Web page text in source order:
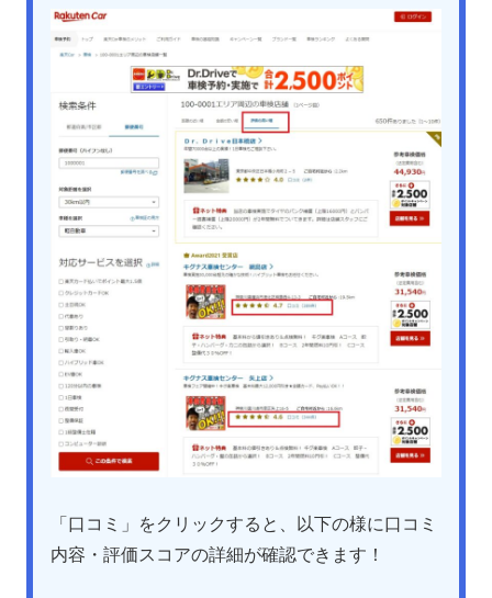
「口コミ」をクリックすると、以下の様に口コミ
内容・評価スコアの詳細が確認できます！